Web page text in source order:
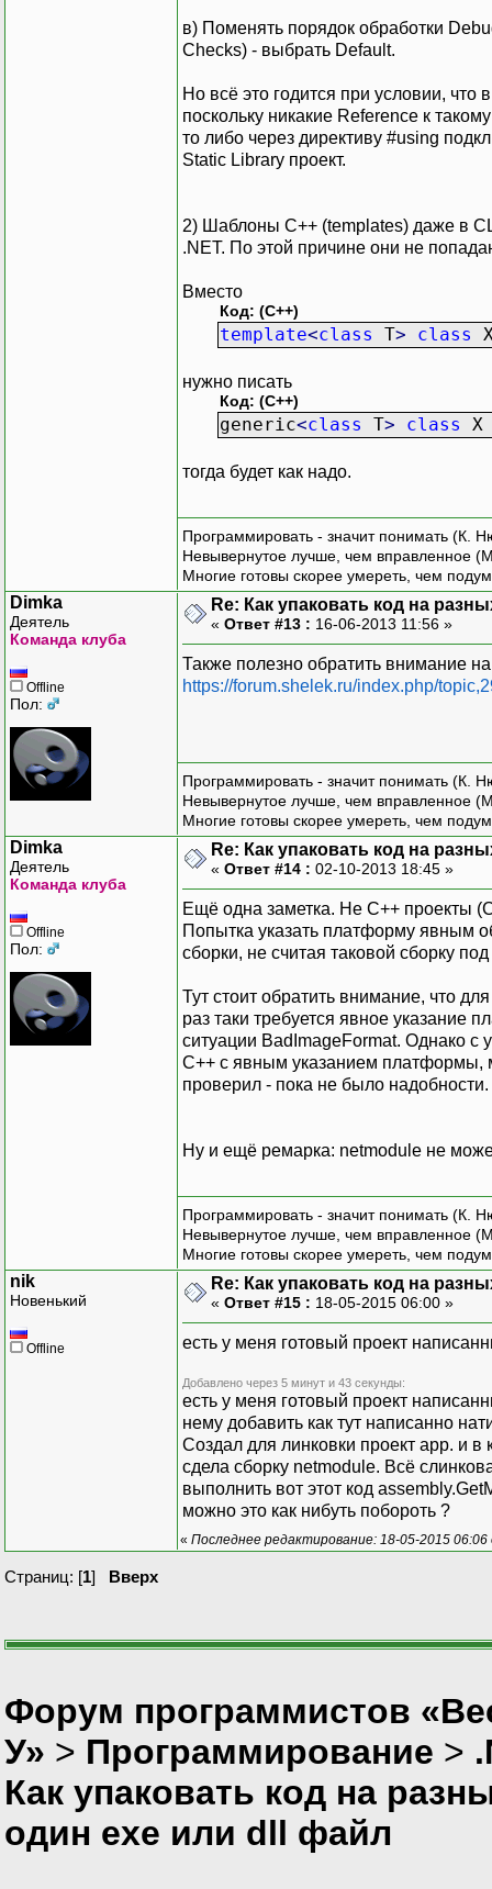
в) Поменять порядок обработки
Checks) - выбрать Default.
Но всё это годится при условии,
поскольку никакие Reference к
то либо через директиву #using
Static Library проект.
2) Шаблоны C++ (templates) даже в
.NET. По этой причине они не
Вместо
Код: (C++)
template<class T> class
нужно писать
Код: (C++)
generic<class T> class
тогда будет как надо.
Программировать - значит понимать (К.
Невывернутое лучше, чем вправленное
Многие готовы скорее умереть, чем
Dimka
Деятель
Команда клуба
Offline
Пол:
Re: Как упаковать код на
« Ответ #13 : 16-06-2013 11:56 »
Также полезно обратить внимание
https://forum.shelek.ru/index.php/
Программировать - значит понимать (К.
Невывернутое лучше, чем вправленное
Многие готовы скорее умереть, чем
Dimka
Деятель
Команда клуба
Offline
Пол:
Re: Как упаковать код на
« Ответ #14 : 02-10-2013 18:45 »
Ещё одна заметка. Не C++ проекты
Попытка указать платформу явным
сборки, не считая таковой сборку
Тут стоит обратить внимание, что
раз таки требуется явное указание
ситуации BadImageFormat. Однако с
C++ с явным указанием платформы,
проверил - пока не было надобности.
Ну и ещё ремарка: netmodule не
Программировать - значит понимать (К.
Невывернутое лучше, чем вправленное
Многие готовы скорее умереть, чем
nik
Новенький
Offline
Re: Как упаковать код на
« Ответ #15 : 18-05-2015 06:00 »
есть у меня готовый проект
Добавлено через 5 минут и 43 секунды:
есть у меня готовый проект
нему добавить как тут написанно
Создал для линковки проект app. и
сдела сборку netmodule. Всё
выполнить вот этот код
можно это как нибуть побороть ?
« Последнее редактирование: 18-05-2015
Страниц: [1] Вверх
Форум программистов
У» > Программирование >
Как упаковать код на
один exe или dll файл